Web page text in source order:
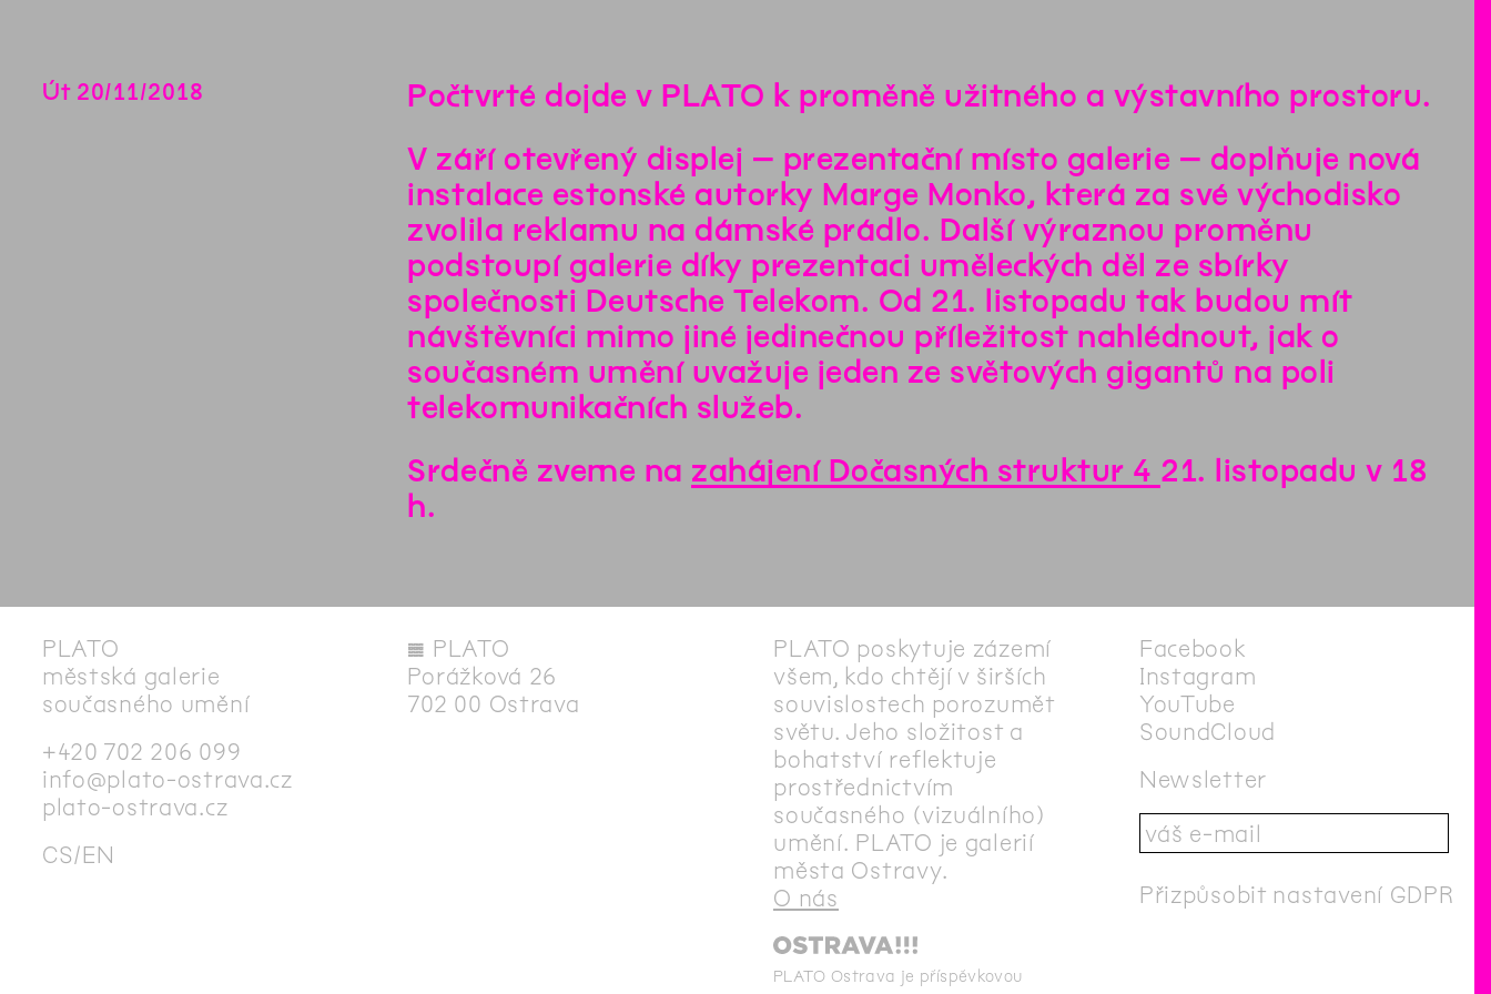
Út 20/11/2018
Počtvrté dojde v PLATO k proměně užitného a výstavního prostoru.
V září otevřený displej – prezentační místo galerie – doplňuje nová
instalace estonské autorky Marge Monko, která za své východisko
zvolila reklamu na dámské prádlo. Další výraznou proměnu
podstoupí galerie díky prezentaci uměleckých děl ze sbírky
společnosti Deutsche Telekom. Od 21. listopadu tak budou mít
návštěvníci mimo jiné jedinečnou příležitost nahlédnout, jak o
současném umění uvažuje jeden ze světových gigantů na poli
telekomunikačních služeb.
Srdečně zveme na zahájení Dočasných struktur 4 21. listopadu v 18
h.
PLATO
městská galerie
současného umění
+420 702 206 099
info@plato-ostrava.cz
plato-ostrava.cz
CS EN
◊ PLATO
Porážková 26
702 00 Ostrava
PLATO poskytuje zázemí
všem, kdo chtějí v širších
souvislostech porozumět
světu. Jeho složitost a
bohatství reflektuje
prostřednictvím
současného (vizuálního)
umění. PLATO je galerií
města Ostravy.
O nás
PLATO Ostrava je příspěvkovou
Facebook
Instagram
YouTube
SoundCloud
Newsletter
Přizpůsobit nastavení GDPR